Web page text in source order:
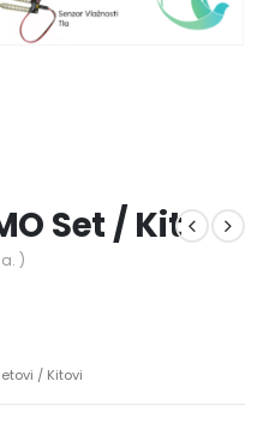
Set / Kit
)
/ Kitovi